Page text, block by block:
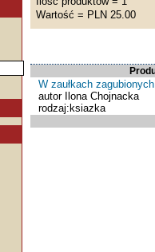
Wartość = PLN 25.00
W zaułkach
autor Ilona Chojnacka
rodzaj:ksiazka